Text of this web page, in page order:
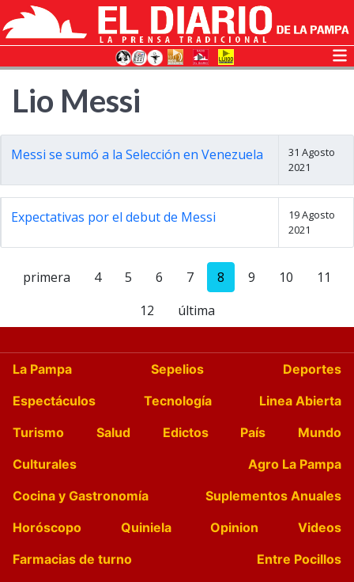
Lio Messi
Messi se sumó a la Selección en Venezuela
31 Agosto
2021
Expectativas por el debut de Messi
19 Agosto
2021
primera 4 5 6 7 8 9 10
11
12
última
La Pampa Sepelios
Deportes
Espectáculos
Tecnología
Linea Abierta
Turismo
Salud Edictos País
Mundo
Culturales
Agro La Pampa
Cocina y Gastronomía
Suplementos Anuales
Horóscopo
Quiniela Opinion
Videos
Farmacias de turno
Entre Pocillos